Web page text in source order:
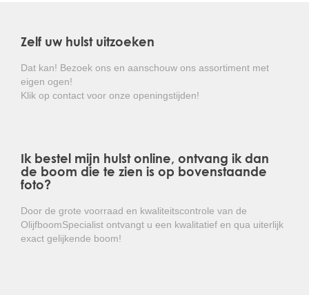
Kortom: een zeer onderhoudsvriendelijke
Zelf uw hulst uitzoeken
Dat kan! Bezoek ons en aanschouw ons assortiment met
eigen ogen!
Klik op contact voor onze openingstijden!
Ik bestel mijn hulst online, ontvang ik dan
de boom die te zien is op bovenstaande
foto?
Door de grote voorraad en kwaliteitscontrole van de
OlijfboomSpecialist ontvangt u een kwalitatief en qua uiterlijk
exact gelijkende boom!